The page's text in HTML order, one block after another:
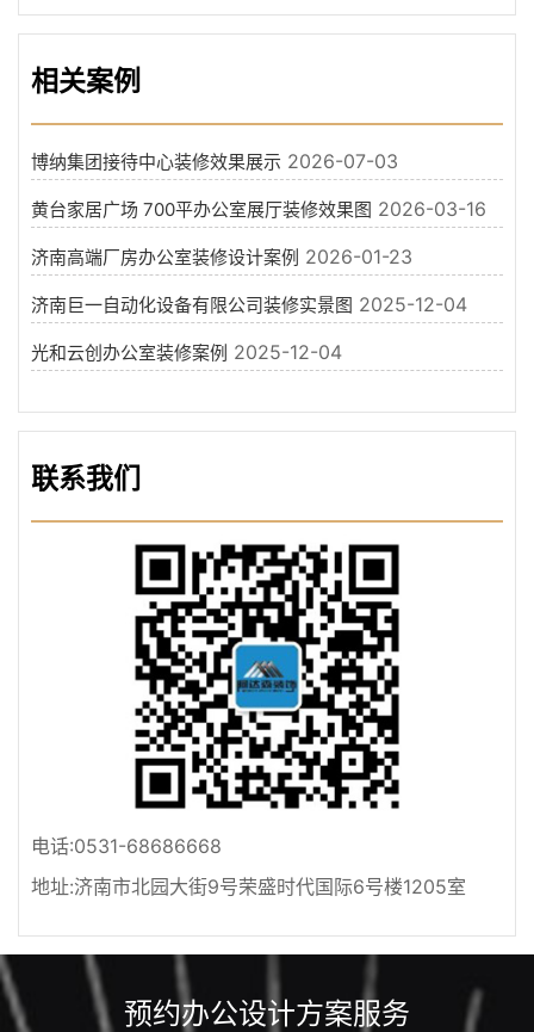
相关案例
博纳集团接待中心装修效果展示 2026-07-03
黄台家居广场 700平办公室展厅装修效果图 2026-03-16
济南高端厂房办公室装修设计案例 2026-01-23
济南巨一自动化设备有限公司装修实景图 2025-12-04
光和云创办公室装修案例 2025-12-04
联系我们
电话:0531-68686668
地址:济南市北园大街9号荣盛时代国际6号楼1205室
预约办公设计方案服务